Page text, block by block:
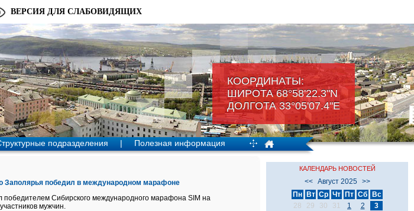
КООРДИНАТЫ:
ШИРОТА 68°58'22.3"N
ДОЛГОТА 33°05'07.4"Е
ВЕРСИЯ ДЛЯ СЛАБОВИДЯЩИХ
подразделения | Полезная информация
Заполярья победил в международном марафоне
Сибирского международного марафона SIM на
мужчин.
КАЛЕНДАРЬ НОВОСТЕЙ
<< Август 2025
>>
Пн
Вт Ср Чт Пт Сб
Вс
28
29 30 31 1 2
3